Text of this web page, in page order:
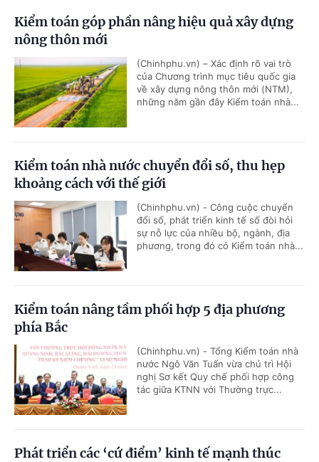
Kiểm toán góp phần nâng hiệu quả xây dựng
nông thôn mới
(Chinhphu.vn) – Xác định rõ vai trò
của Chương trình mục tiêu quốc gia
về xây dựng nông thôn mới (NTM),
những năm gần đây Kiểm toán nhà...
Kiểm toán nhà nước chuyển đổi số, thu hẹp
khoảng cách với thế giới
(Chinhphu.vn) - Công cuộc chuyển
đổi số, phát triển kinh tế số đòi hỏi
sự nỗ lực của nhiều bộ, ngành, địa
phương, trong đó có Kiểm toán nhà...
Kiểm toán nâng tầm phối hợp 5 địa phương
phía Bắc
(Chinhphu.vn) - Tổng Kiểm toán nhà
nước Ngô Văn Tuấn vừa chủ trì Hội
nghị Sơ kết Quy chế phối hợp công
tác giữa KTNN với Thường trực...
Phát triển các ‘cứ điểm’ kinh tế mạnh thúc